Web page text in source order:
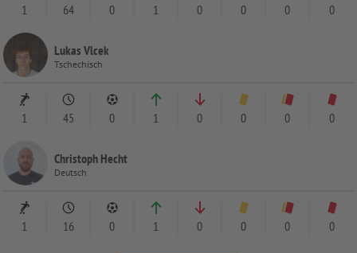
1 64 0 1 0 0 0 0
Lukas Vlcek
Tschechisch
1 45 0 1 0 0 0 0
Christoph Hecht
Deutsch
1 16 0 1 0 0 0 0